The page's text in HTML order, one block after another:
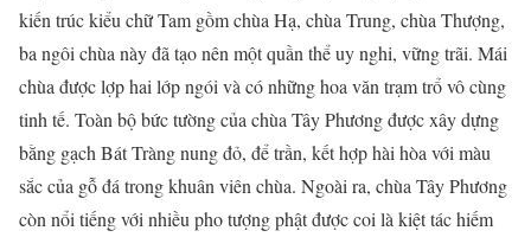
kiến trúc kiểu chữ Tam gồm chùa Hạ, chùa Trung, chùa Thượng,
ba ngôi chùa này đã tạo nên một quần thể uy nghi, vững trãi. Mái
chùa được lợp hai lớp ngói và có những hoa văn trạm trổ vô cùng
tinh tế. Toàn bộ bức tường của chùa Tây Phương được xây dựng
bằng gạch Bát Tràng nung đỏ, để trần, kết hợp hài hòa với màu
sắc của gỗ đá trong khuân viên chùa. Ngoài ra, chùa Tây Phương
còn nổi tiếng với nhiều pho tượng phật được coi là kiệt tác hiếm